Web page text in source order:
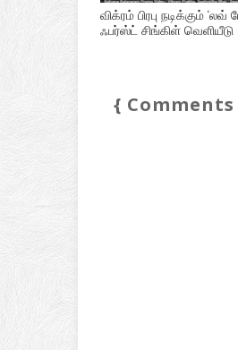
விக்ரம் பிரபு நடிக்கும்
ஃபர்ஸ்ட் சிங்கிள் வெளியீடு
{